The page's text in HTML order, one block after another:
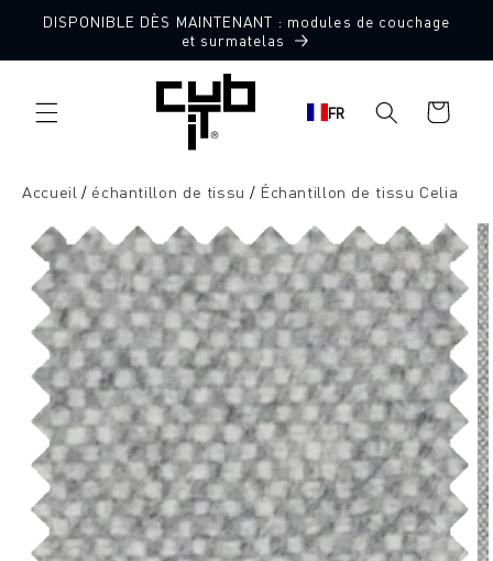
directement
DISPONIBLE DÈS MAINTENANT : modules de couchage
et surmatelas
FR
Panier
d'achat
Accueil échantillon de tissu Échantillon de tissu Celia
l'information
sur le
produit
10 échantillons de tissu gratuits